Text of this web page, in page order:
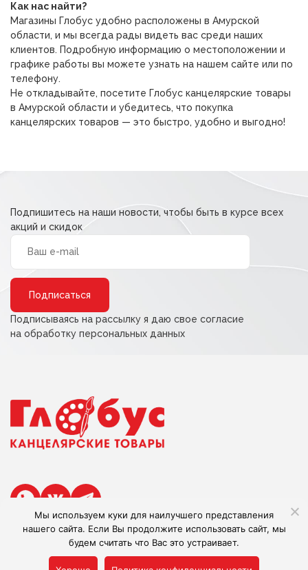
Как нас найти?
Магазины Глобус удобно расположены в Амурской
области, и мы всегда рады видеть вас среди наших
клиентов. Подробную информацию о местоположении и
графике работы вы можете узнать на нашем сайте или по
телефону.
Не откладывайте, посетите Глобус канцелярские товары
в Амурской области и убедитесь, что покупка
канцелярских товаров — это быстро, удобно и выгодно!
Подпишитесь на наши новости, чтобы быть в курсе всех
акций и скидок
Подписываясь на рассылку я даю свое согласие
на обработку персональных данных
Сделано в Adlibis
Мы используем куки для наилучшего представления
нашего сайта. Если Вы продолжите использовать сайт, мы
будем считать что Вас это устраивает.